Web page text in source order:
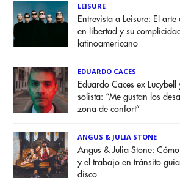
LEISURE
Entrevista a Leisure: El
en libertad y su
latinoamericano
EDUARDO CACES
Eduardo Caces ex Lucybell
solista: “Me gustan los
zona de confort”
ANGUS & JULIA STONE
Angus & Julia Stone:
y el trabajo en tránsito
disco